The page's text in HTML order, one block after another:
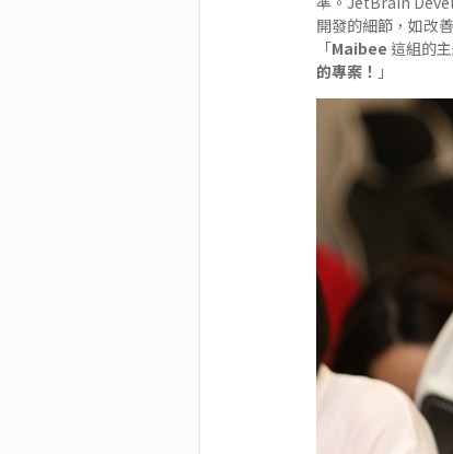
開發的細節，如改
「Maibee 這組的
的專案！ 」